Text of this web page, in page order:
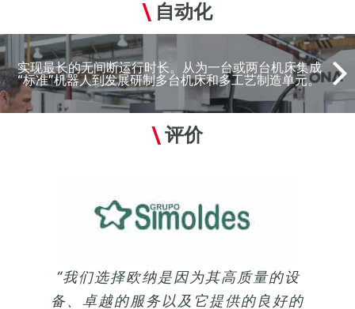
\ 自动化
实现最长的无间断运行时长。从为一台或两台机床集成
“标准”机器人到发展研制多台机床和多工艺制造单元。
\ 评价
“我们选择欧纳是因为其高质量的设
备、卓越的服务以及它提供的良好的
“我们选择欧纳是因为他们是大型机床
的领导者，AV130是市场上最大的电
“我们发现欧纳是一家与我们价值观相
近的解决方案供应商合作伙伴。多亏
“购置了一台欧纳TQX10双头机床和
两台带132个位置的机器人转换工位